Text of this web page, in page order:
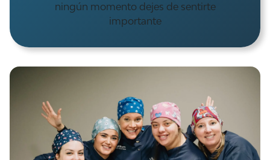
ningún momento dejes de sentirte
importante